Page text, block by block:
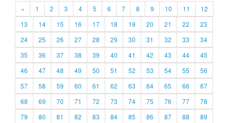
« 1 2 3 4 5 6 7 8 9 10 11
12
13
14 15 16 17 18 19 20 21 22
23
24
25 26 27 28 29 30 31 32 33
34
35
36 37 38 39 40 41 42 43 44
45
46
47 48 49 50 51 52 53 54 55
56
57
58 59 60 61 62 63 64 65 66
67
68
69 70 71 72 73 74 75 76 77
78
79
80 81 82 83 84 85 86 87 88
89